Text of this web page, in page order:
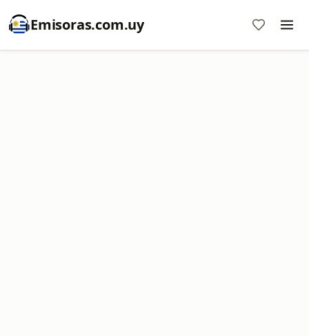
Emisoras.com.uy